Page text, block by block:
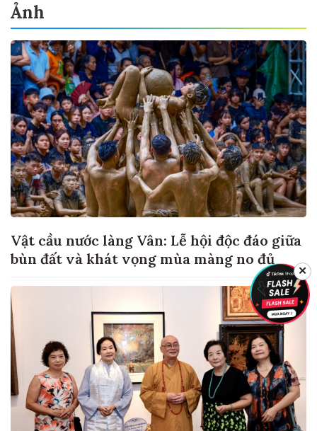
Ảnh
Vật cầu nước làng Vân: Lễ hội độc đáo giữa
bùn đất và khát vọng mùa màng no đủ
✕